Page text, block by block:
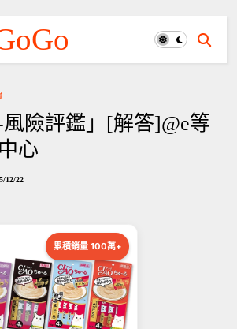
風險評鑑」[解答]@e等
心
12/22
累積銷量 100萬+